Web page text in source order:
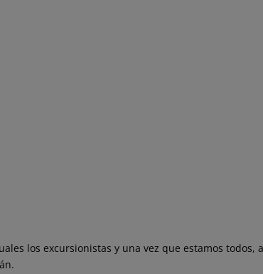
los excursionistas y una vez que estamos todos,